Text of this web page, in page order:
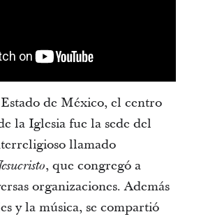
de México, el centro
la Iglesia fue la sede del
llamado
, que congregó a
organizaciones. Además
y la música, se compartió